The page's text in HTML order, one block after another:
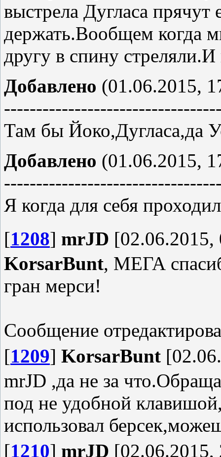
выстрела Дугласа прячут
держать.Вообщем когда
другу в спину
Добавлено (01.06.2015,
Там бы Йоко,Дугласа,да
Добавлено (01.06.2015,
Я когда для себя
[1208] mrJD [02.06.2015,
KorsarBunt, МЕГА
гран мерси!
Сообщение
[1209] KorsarBunt
mrJD ,да не за
под не удобной
использовал
[1210] mrJD [02.06.2015,